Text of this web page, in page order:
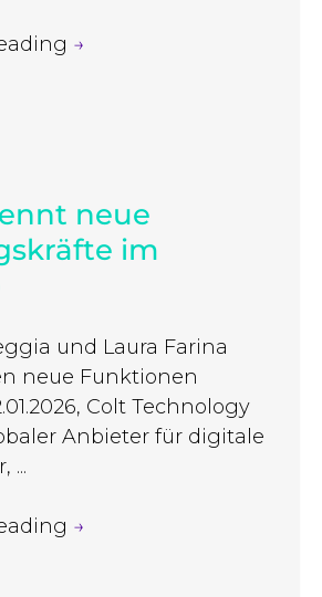
→
neue
im
und Laura Farina
neue Funktionen
Colt Technology
Anbieter für digitale
...
→